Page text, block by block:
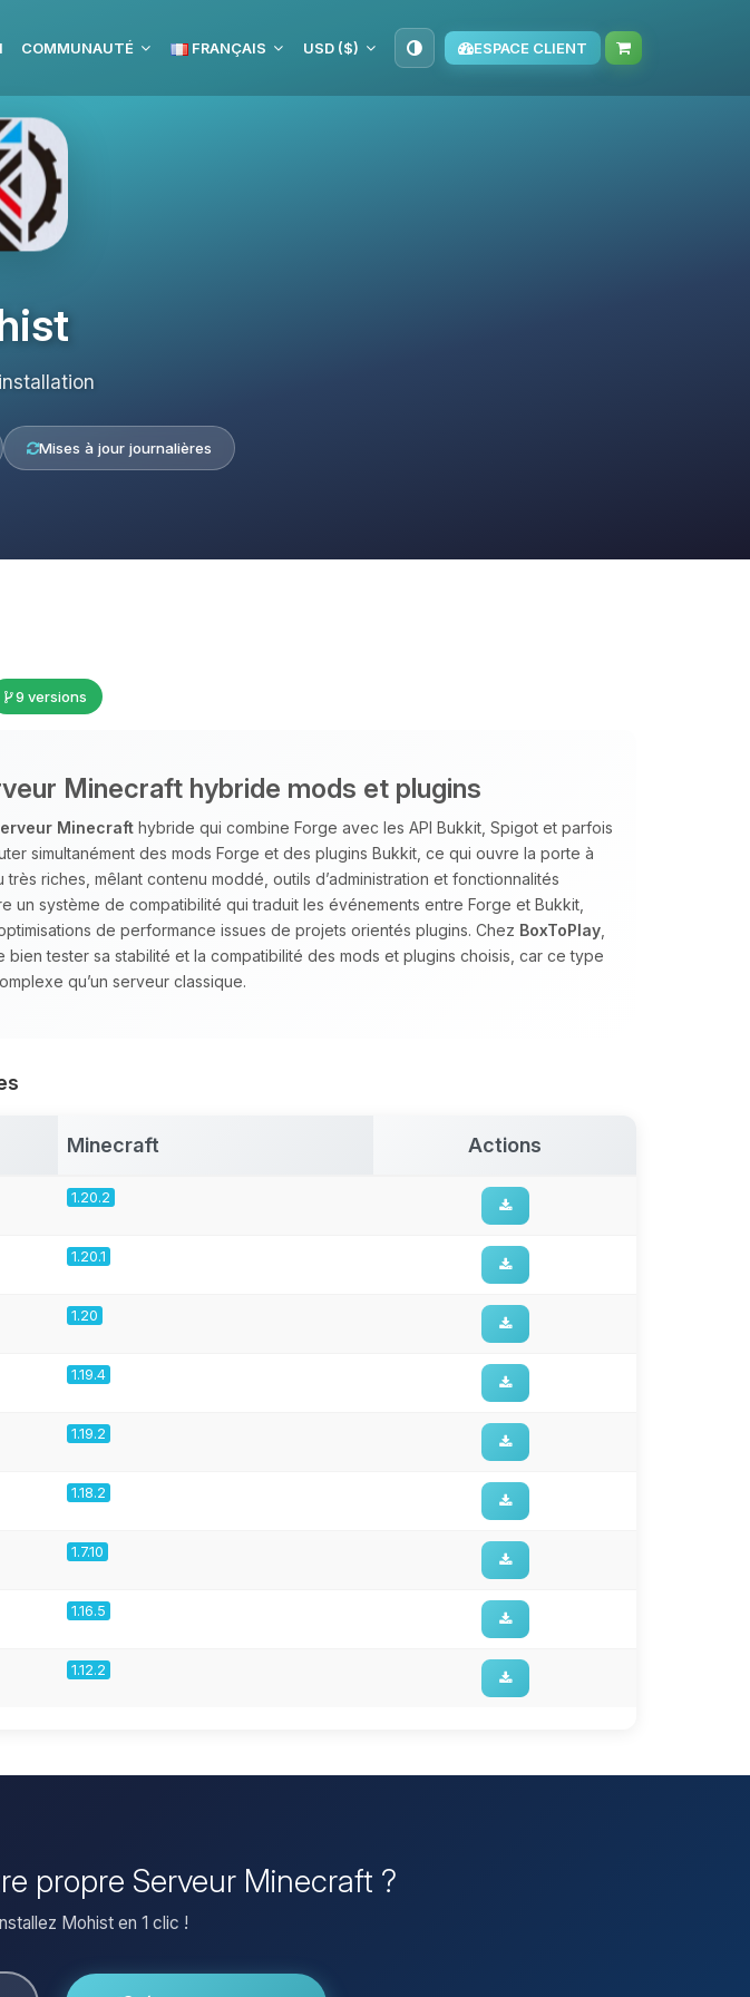
COMMUNAUTÉ FRANÇAIS USD ($) ESPACE CLIENT
Mises à jour journalières
9 versions
Minecraft hybride mods et plugins
Minecraft hybride qui combine Forge avec les API Bukkit, Spigot et parfois
simultanément des mods Forge et des plugins Bukkit, ce qui ouvre la porte à
riches, mêlant contenu moddé, outils d’administration et fonctionnalités
un système de compatibilité qui traduit les événements entre Forge et Bukkit,
de performance issues de projets orientés plugins. Chez BoxToPlay
bien tester sa stabilité et la compatibilité des mods et plugins choisis, car ce type
qu’un serveur classique.
Minecraft Actions
1.20.2
1.20.1
1.20
1.19.4
1.19.2
1.18.2
1.7.10
1.16.5
1.12.2
propre Serveur Minecraft ?
Mohist en 1 clic !